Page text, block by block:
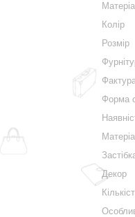
Колір
Розмір
Форма
Декор